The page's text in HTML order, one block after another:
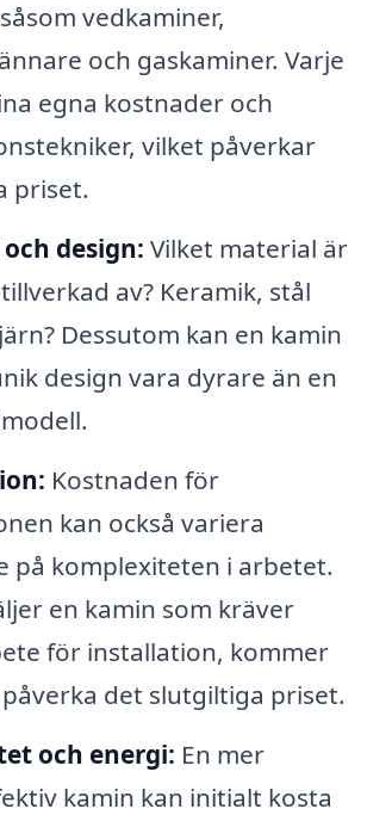
vedkaminer,
och gaskaminer. Varje
egna kostnader och
vilket påverkar
priset.
design: Vilket material är
av? Keramik, stål
Dessutom kan en kamin
design vara dyrare än en
Kostnaden för
kan också variera
på komplexiteten i arbetet.
en kamin som kräver
för installation, kommer
det slutgiltiga priset.
och energi: En mer
kamin kan initialt kosta